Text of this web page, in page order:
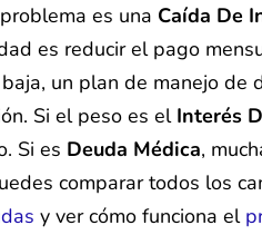
es una Caída De
es reducir el pago
un plan de manejo de
Si el peso es el Interés
Si es Deuda Médica,
comparar todos los
y ver cómo funciona el